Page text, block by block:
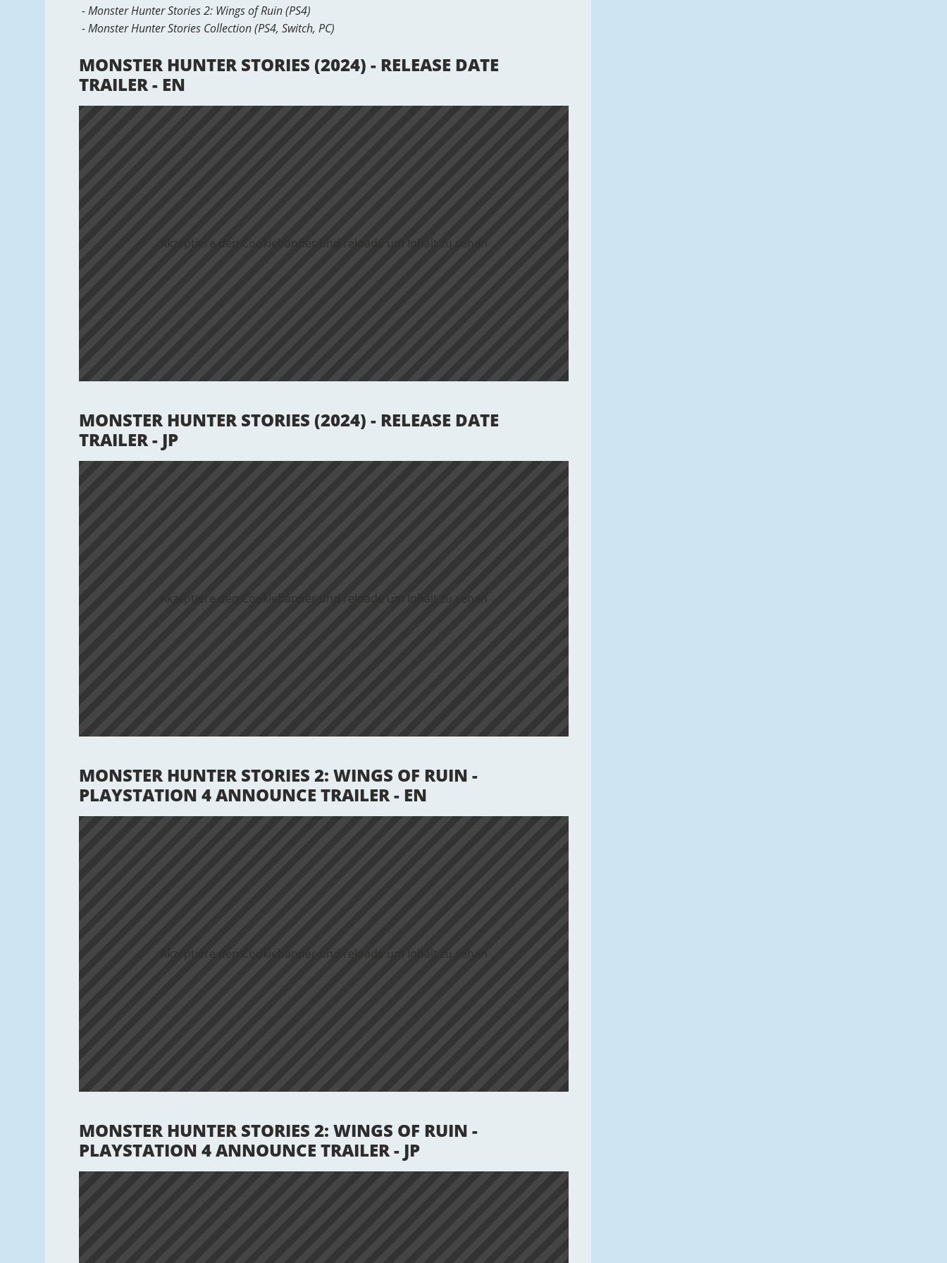
- Monster Hunter Stories 2: Wings of Ruin (PS4)
- Monster Hunter Stories Collection (PS4, Switch, PC)
MONSTER HUNTER STORIES (2024) - RELEASE DATE
TRAILER - EN
Akzeptiere den Cookiebanner und reloade um Inhalt zu sehen
MONSTER HUNTER STORIES (2024) - RELEASE DATE
TRAILER - JP
Akzeptiere den Cookiebanner und reloade um Inhalt zu sehen
MONSTER HUNTER STORIES 2: WINGS OF RUIN -
PLAYSTATION 4 ANNOUNCE TRAILER - EN
Akzeptiere den Cookiebanner und reloade um Inhalt zu sehen
MONSTER HUNTER STORIES 2: WINGS OF RUIN -
PLAYSTATION 4 ANNOUNCE TRAILER - JP